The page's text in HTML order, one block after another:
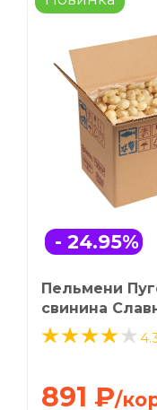
- 24.95%
Пельмени
свинина
891 ₽/